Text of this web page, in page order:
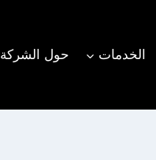
الخدمات حول الشركة